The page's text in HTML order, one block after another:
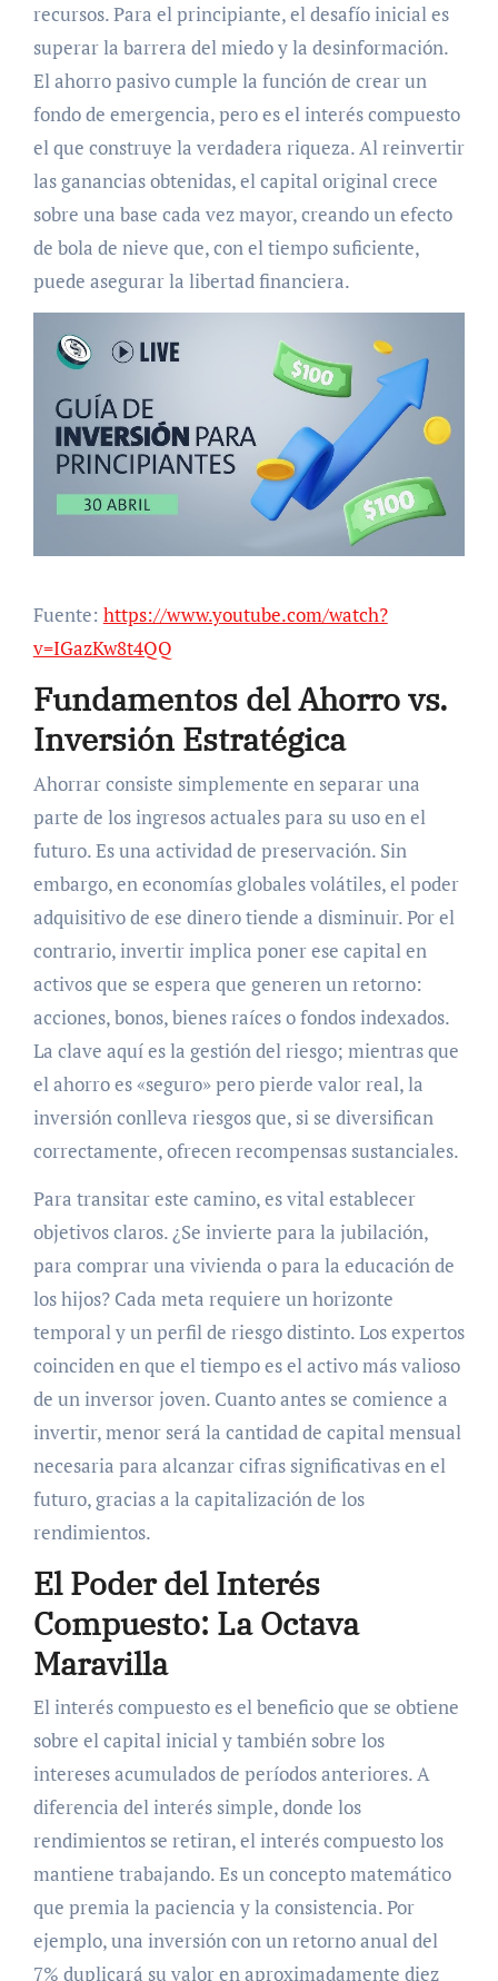
recursos. Para el principiante, el desafío inicial es
superar la barrera del miedo y la desinformación.
El ahorro pasivo cumple la función de crear un
fondo de emergencia, pero es el interés compuesto
el que construye la verdadera riqueza. Al reinvertir
las ganancias obtenidas, el capital original crece
sobre una base cada vez mayor, creando un efecto
de bola de nieve que, con el tiempo suficiente,
puede asegurar la libertad financiera.
Fuente: https://www.youtube.com/watch?
v=IGazKw8t4QQ
Fundamentos del Ahorro vs.
Inversión Estratégica
Ahorrar consiste simplemente en separar una
parte de los ingresos actuales para su uso en el
futuro. Es una actividad de preservación. Sin
embargo, en economías globales volátiles, el poder
adquisitivo de ese dinero tiende a disminuir. Por el
contrario, invertir implica poner ese capital en
activos que se espera que generen un retorno:
acciones, bonos, bienes raíces o fondos indexados.
La clave aquí es la gestión del riesgo; mientras que
el ahorro es «seguro» pero pierde valor real, la
inversión conlleva riesgos que, si se diversifican
correctamente, ofrecen recompensas sustanciales.
Para transitar este camino, es vital establecer
objetivos claros. ¿Se invierte para la jubilación,
para comprar una vivienda o para la educación de
los hijos? Cada meta requiere un horizonte
temporal y un perfil de riesgo distinto. Los expertos
coinciden en que el tiempo es el activo más valioso
de un inversor joven. Cuanto antes se comience a
invertir, menor será la cantidad de capital mensual
necesaria para alcanzar cifras significativas en el
futuro, gracias a la capitalización de los
rendimientos.
El Poder del Interés
Compuesto: La Octava
Maravilla
El interés compuesto es el beneficio que se obtiene
sobre el capital inicial y también sobre los
intereses acumulados de períodos anteriores. A
diferencia del interés simple, donde los
rendimientos se retiran, el interés compuesto los
mantiene trabajando. Es un concepto matemático
que premia la paciencia y la consistencia. Por
ejemplo, una inversión con un retorno anual del
7% duplicará su valor en aproximadamente diez